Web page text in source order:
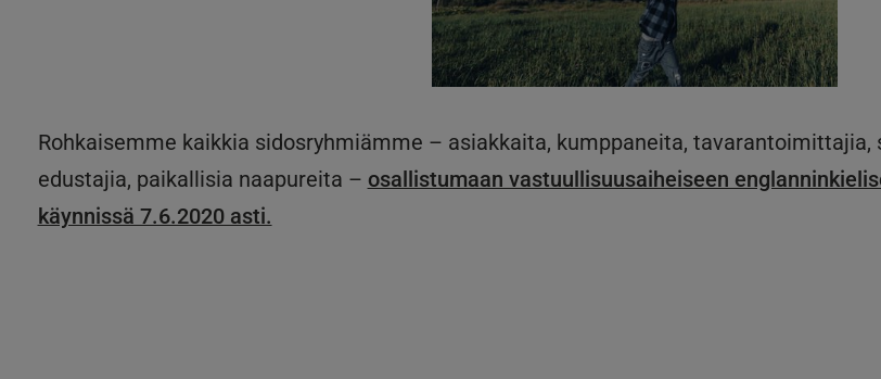
Rohkaisemme kaikkia sidosryhmiämme – asiakkaita, kumppaneita,
edustajia, paikallisia naapureita – osallistumaan vastuullisuusaiheiseen
käynnissä 7.6.2020 asti.